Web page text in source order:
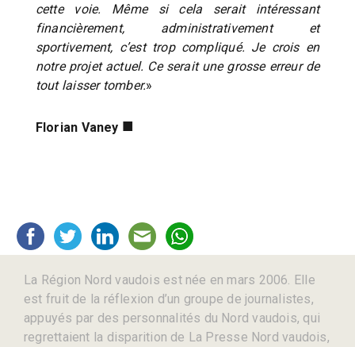
cette voie. Même si cela serait intéressant
financièrement, administrativement et
sportivement, c’est trop compliqué. Je crois en
notre projet actuel. Ce serait une grosse erreur de
tout laisser tomber.»
Florian Vaney ■
La Région Nord vaudois est née en mars 2006. Elle
est fruit de la réflexion d’un groupe de journalistes,
appuyés par des personnalités du Nord vaudois, qui
regrettaient la disparition de La Presse Nord vaudois,